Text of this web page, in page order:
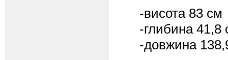
-висота 83 см
-глибина 41,8
-довжина